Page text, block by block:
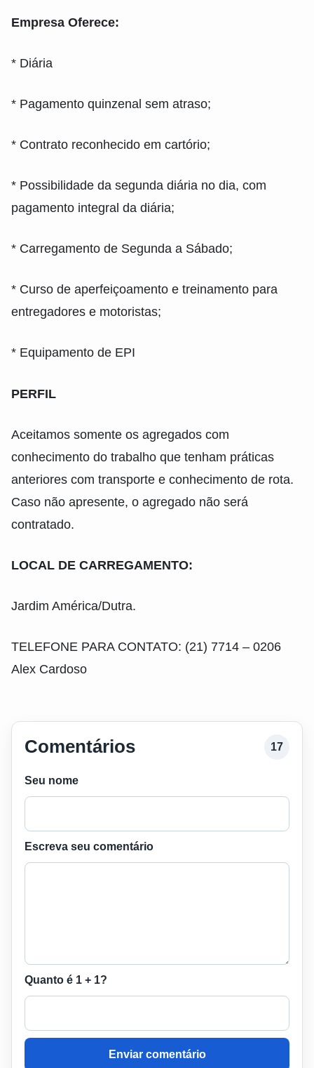
Empresa Oferece:
* Diária
* Pagamento quinzenal sem atraso;
* Contrato reconhecido em cartório;
* Possibilidade da segunda diária no dia, com
pagamento integral da diária;
* Carregamento de Segunda a Sábado;
* Curso de aperfeiçoamento e treinamento para
entregadores e motoristas;
* Equipamento de EPI
PERFIL
Aceitamos somente os agregados com
conhecimento do trabalho que tenham práticas
anteriores com transporte e conhecimento de rota.
Caso não apresente, o agregado não será
contratado.
LOCAL DE CARREGAMENTO:
Jardim América/Dutra.
TELEFONE PARA CONTATO: (21) 7714 – 0206
Alex Cardoso
Comentários 17
Seu nome
Escreva seu comentário
Quanto é 1 + 1?
Enviar comentário